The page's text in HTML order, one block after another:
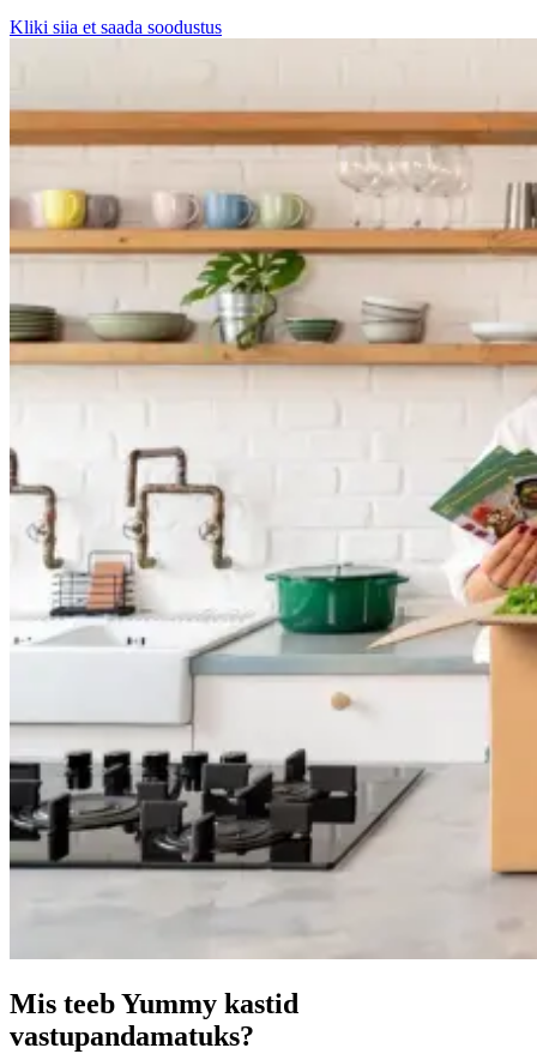
Kliki siia et saada soodustus
Mis teeb Yummy kastid
vastupandamatuks?